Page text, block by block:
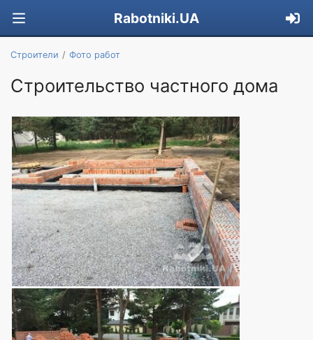
Rabotniki.UA
Строители Фото работ
Строительство частного дома